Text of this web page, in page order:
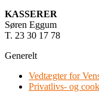
KASSERER
Søren Eggum
T. 23 30 17 78
Generelt
Vedtægter for
Privatlivs- og